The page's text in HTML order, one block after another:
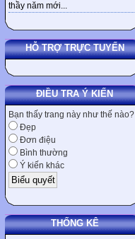
thầy năm mới...
HỖ TRỢ TRỰC TUYẾN
ĐIỀU TRA Ý KIẾN
Bạn thấy trang này như thế nào?
Đẹp
Đơn điệu
Bình thường
Ý kiến khác
THỐNG KÊ